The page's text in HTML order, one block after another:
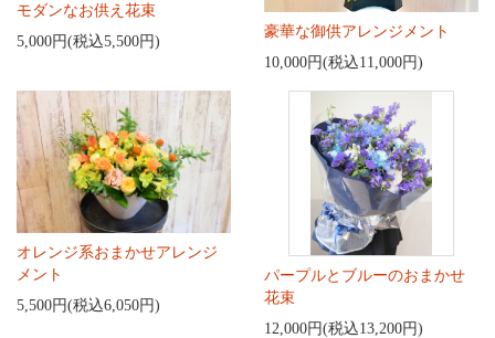
モダンなお供え花束
5,000円(税込5,500円)
豪華な御供アレンジメント
10,000円(税込11,000円)
オレンジ系おまかせアレンジ
メント
5,500円(税込6,050円)
パープルとブルーのおまかせ
花束
12,000円(税込13,200円)